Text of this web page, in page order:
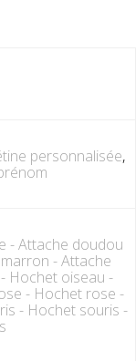
personnalisée,
- Attache doudou
- Attache
Hochet oiseau -
- Hochet rose -
- Hochet souris -